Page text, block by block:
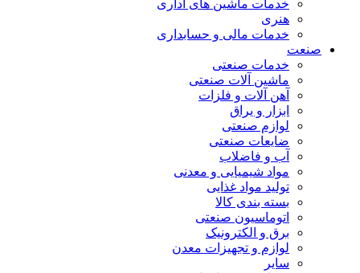
خدمات ماشین های اداری
هنری
خدمات مالی و حسابداری
صنعت
خدمات صنعتی
ماشین آلات صنعتی
آهن آلات و فلزات
ابزار و یراق
لوازم صنعتی
ضایعات صنعتی
آب و فاضلاب
مواد شیمیایی و معدنی
تولید مواد غذایی
بسته بندی کالا
اتوماسیون صنعتی
برق و الکترونیک
لوازم و تجهیزات معدن
سایر